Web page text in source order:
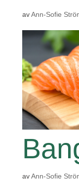
avAnn-Sofie
avAnn-Sofie